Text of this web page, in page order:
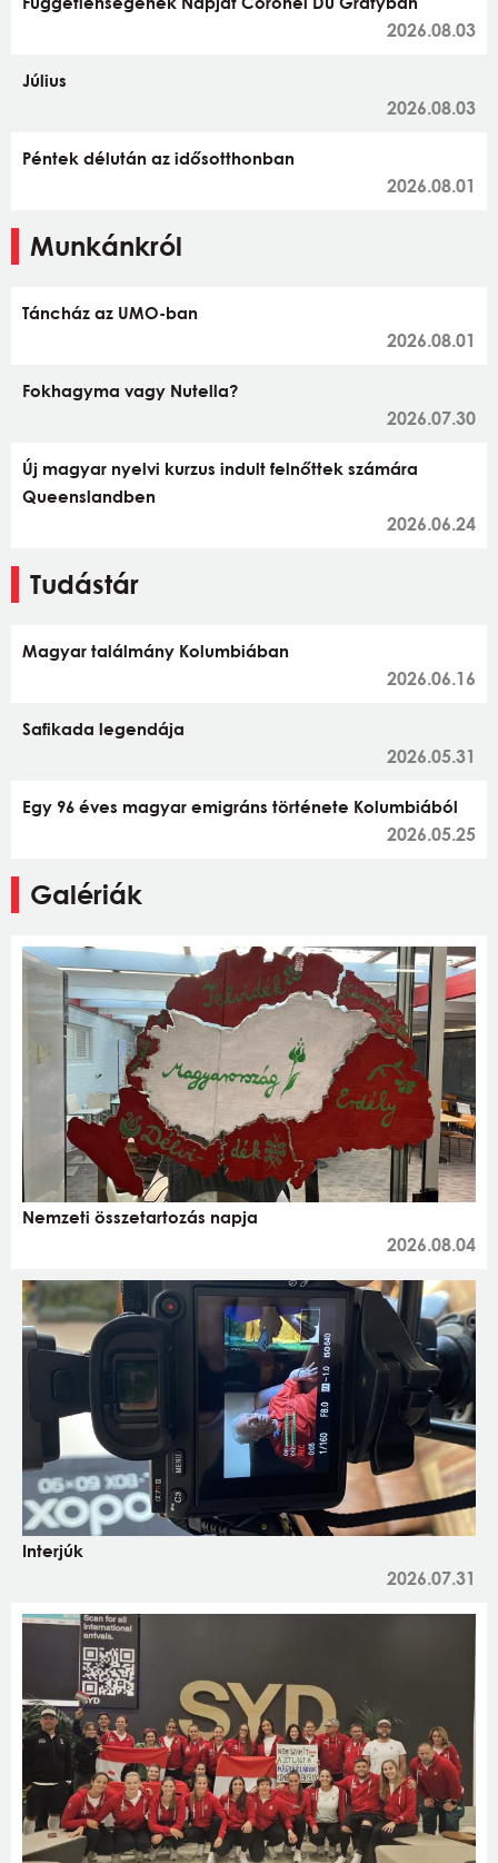
2026.08.03
Július
2026.08.03
Péntek délután az idősotthonban
2026.08.01
Munkánkról
Táncház az UMO-ban
2026.08.01
Fokhagyma vagy Nutella?
2026.07.30
Új magyar nyelvi kurzus indult felnőttek számára
Queenslandben
2026.06.24
Tudástár
Magyar találmány Kolumbiában
2026.06.16
Safikada legendája
2026.05.31
Egy 96 éves magyar emigráns története Kolumbiából
2026.05.25
Galériák
Nemzeti összetartozás napja
2026.08.04
Interjúk
2026.07.31